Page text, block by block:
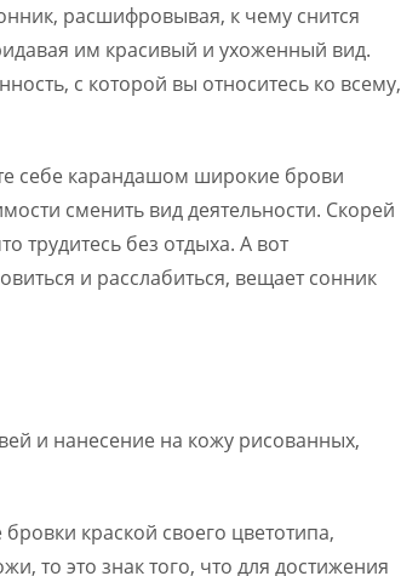
расшифровывая, к чему снится
им красивый и ухоженный вид.
с которой вы относитесь ко всему,
себе карандашом широкие брови
сменить вид деятельности. Скорей
трудитесь без отдыха. А вот
и расслабиться, вещает сонник
и нанесение на кожу рисованных,
краской своего цветотипа,
то это знак того, что для достижения